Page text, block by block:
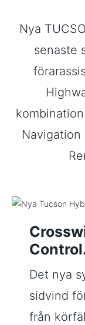
Nya
senaste
Navigation
Det nya
sidvind
från